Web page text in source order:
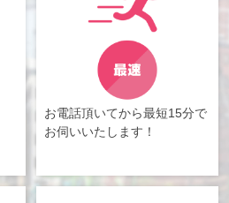
お電話頂いてから最短15分で
お伺いいたします！